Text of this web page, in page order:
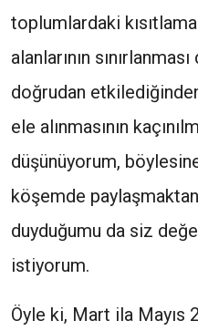
toplumlardaki
alanlarının
doğrudan
ele alınmasının
düşünüyorum,
köşemde
duyduğumu da siz
istiyorum.
Öyle ki, Mart ila Mayıs